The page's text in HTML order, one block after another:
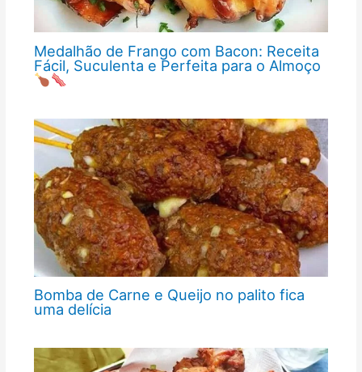
Medalhão de Frango com Bacon: Receita
Fácil, Suculenta e Perfeita para o Almoço
Bomba de Carne e Queijo no palito fica
uma delícia